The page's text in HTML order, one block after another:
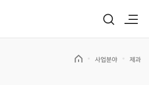
사업분야 제과